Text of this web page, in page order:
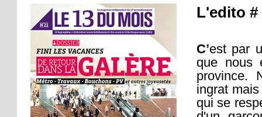
L'edito #
C’est par
que nous
province.
ingrat
qui se